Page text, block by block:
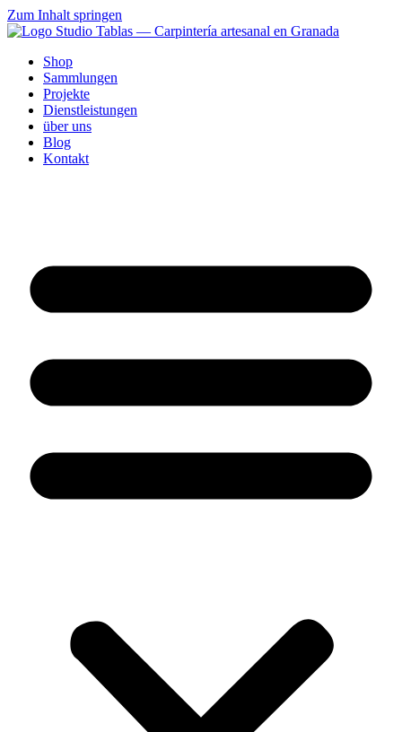
Zum Inhalt springen
Shop
Sammlungen
Projekte
Dienstleistungen
über uns
Blog
Kontakt